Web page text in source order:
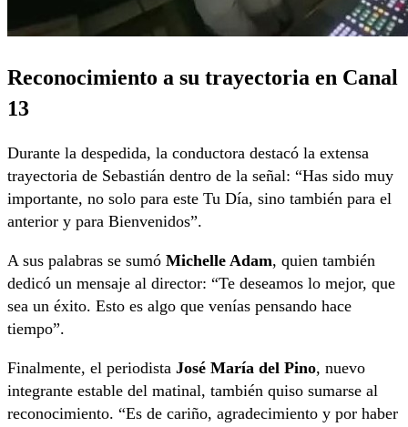
Reconocimiento a su trayectoria en Canal
13
Durante la despedida, la conductora destacó la extensa
trayectoria de Sebastián dentro de la señal: “Has sido muy
importante, no solo para este Tu Día, sino también para el
anterior y para Bienvenidos”.
A sus palabras se sumó Michelle Adam, quien también
dedicó un mensaje al director: “Te deseamos lo mejor, que
sea un éxito. Esto es algo que venías pensando hace
tiempo”.
Finalmente, el periodista José María del Pino, nuevo
integrante estable del matinal, también quiso sumarse al
reconocimiento. “Es de cariño, agradecimiento y por haber